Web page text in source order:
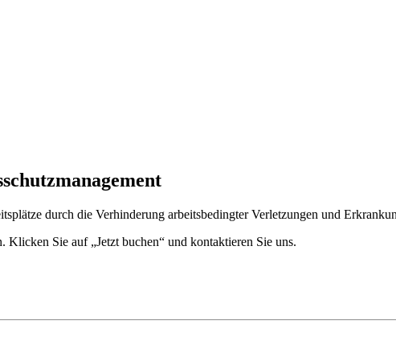
durch die Verhinderung arbeitsbedingter Verletzungen und
Sie auf „Jetzt buchen“ und kontaktieren Sie uns.